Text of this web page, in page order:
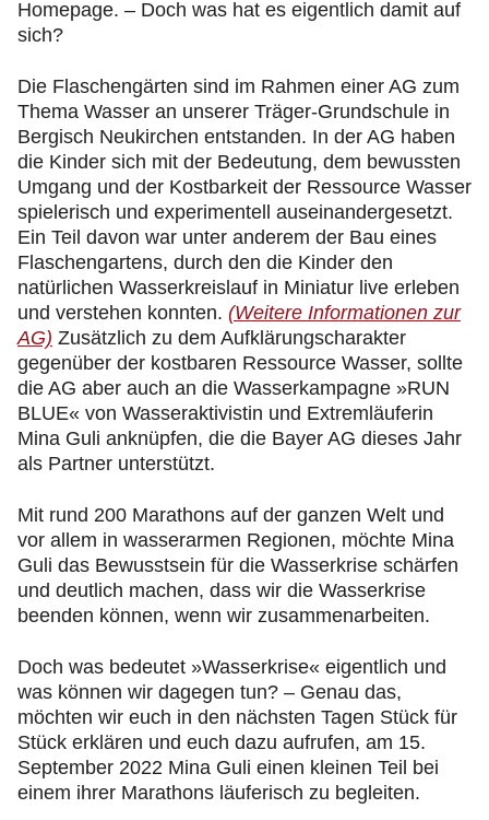
Homepage. – Doch was hat es eigentlich damit auf
sich?
Die Flaschengärten sind im Rahmen einer AG zum
Thema Wasser an unserer Träger-Grundschule in
Bergisch Neukirchen entstanden. In der AG haben
die Kinder sich mit der Bedeutung, dem bewussten
Umgang und der Kostbarkeit der Ressource Wasser
spielerisch und experimentell auseinandergesetzt.
Ein Teil davon war unter anderem der Bau eines
Flaschengartens, durch den die Kinder den
natürlichen Wasserkreislauf in Miniatur live erleben
und verstehen konnten. (Weitere Informationen zur
AG) Zusätzlich zu dem Aufklärungscharakter
gegenüber der kostbaren Ressource Wasser, sollte
die AG aber auch an die Wasserkampagne »RUN
BLUE« von Wasseraktivistin und Extremläuferin
Mina Guli anknüpfen, die die Bayer AG dieses Jahr
als Partner unterstützt.
Mit rund 200 Marathons auf der ganzen Welt und
vor allem in wasserarmen Regionen, möchte Mina
Guli das Bewusstsein für die Wasserkrise schärfen
und deutlich machen, dass wir die Wasserkrise
beenden können, wenn wir zusammenarbeiten.
Doch was bedeutet »Wasserkrise« eigentlich und
was können wir dagegen tun? – Genau das,
möchten wir euch in den nächsten Tagen Stück für
Stück erklären und euch dazu aufrufen, am 15.
September 2022 Mina Guli einen kleinen Teil bei
einem ihrer Marathons läuferisch zu begleiten.